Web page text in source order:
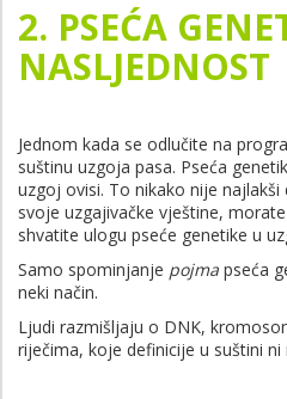
2. PSEĆA
NASLJEDNOST
Jednom kada se odlučite na
suštinu uzgoja pasa. Pseća
uzgoj ovisi. To nikako nije
svoje uzgajivačke vještine,
shvatite ulogu pseće genetike u
Samo spominjanje pojma pseća
neki način.
Ljudi razmišljaju o DNK,
riječima, koje definicije u suštini ni